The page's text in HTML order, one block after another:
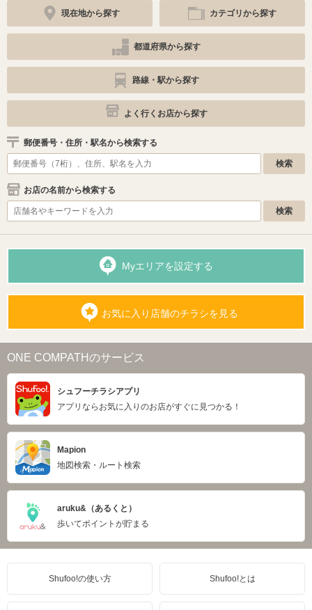
現在地から探す カテゴリから探す
都道府県から探す
路線・駅から探す
よく行くお店から探す
郵便番号・住所・駅名から検索する
お店の名前から検索する
Myエリアを設定する
お気に入り店舗のチラシを見る
ONE COMPATHのサービス
シュフーチラシアプリ
アプリならお気に入りのお店がすぐに見つかる！
Mapion
地図検索・ルート検索
aruku&（あるくと）
歩いてポイントが貯まる
Shufoo!の使い方 Shufoo!とは